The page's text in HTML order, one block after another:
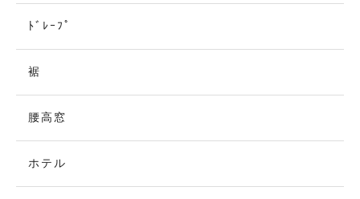
ﾄﾞﾚｰﾌﾟ
裾
腰高窓
ホテル